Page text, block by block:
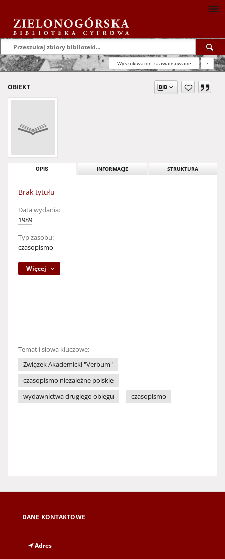
Wyszukiwanie zaawansowane ?
OBIEKT
OPIS INFORMACJE STRUKTURA
Brak tytułu
Data wydania:
1989
Typ zasobu:
czasopismo
Więcej
Temat i słowa kluczowe:
Związek Akademicki "Verbum"
czasopismo niezależne polskie
wydawnictwa drugiego obiegu
czasopismo
DANE KONTAKTOWE
Adres